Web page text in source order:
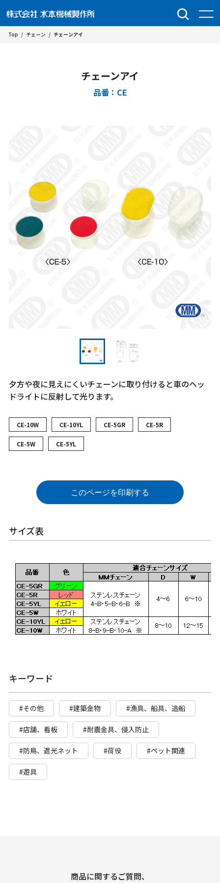
Top / チェーン / チェーンアイ
チェーンアイ
品番：CE
夕方や夜に見えにくいチェーンに取り付けると車のヘッ
ドライトに反射して光ります。
CE-10W CE-10YL CE-5GR CE-5R
CE-5W CE-5YL
このページを印刷する
サイズ表
キーワード
#その他 #建築金物 #漁具、船具、造船
#店舗、看板 #耐震金具、侵入防止
#防鳥、遮光ネット #荷役 #ペット関連
#遊具
商品に関するご質問、